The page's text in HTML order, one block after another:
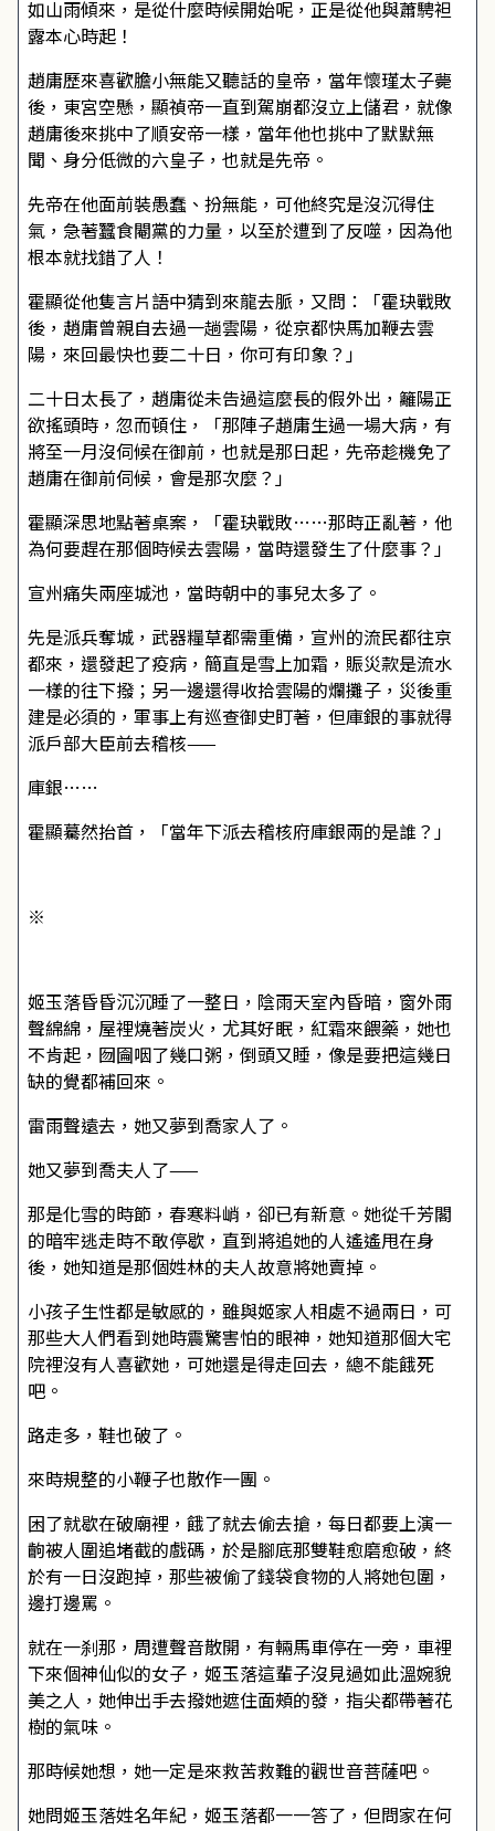
如山雨傾來，是從什麼時候開始呢，正是從他與蕭騁袒
露本心時起！
趙庸歷來喜歡膽小無能又聽話的皇帝，當年懷瑾太子薨
後，東宮空懸，顯禎帝一直到駕崩都沒立上儲君，就像
趙庸後來挑中了順安帝一樣，當年他也挑中了默默無
聞、身分低微的六皇子，也就是先帝。
先帝在他面前裝愚蠢、扮無能，可他終究是沒沉得住
氣，急著蠶食閹黨的力量，以至於遭到了反噬，因為他
根本就找錯了人！
霍顯從他隻言片語中猜到來龍去脈，又問：「霍玦戰敗
後，趙庸曾親自去過一趟雲陽，從京都快馬加鞭去雲
陽，來回最快也要二十日，你可有印象？」
二十日太長了，趙庸從未告過這麼長的假外出，籬陽正
欲搖頭時，忽而頓住，「那陣子趙庸生過一場大病，有
將至一月沒伺候在御前，也就是那日起，先帝趁機免了
趙庸在御前伺候，會是那次麼？」
霍顯深思地點著桌案，「霍玦戰敗……那時正亂著，他
為何要趕在那個時候去雲陽，當時還發生了什麼事？」
宣州痛失兩座城池，當時朝中的事兒太多了。
先是派兵奪城，武器糧草都需重備，宣州的流民都往京
都來，還發起了疫病，簡直是雪上加霜，賑災款是流水
一樣的往下撥；另一邊還得收拾雲陽的爛攤子，災後重
建是必須的，軍事上有巡查御史盯著，但庫銀的事就得
派戶部大臣前去稽核——
庫銀……
霍顯驀然抬首，「當年下派去稽核府庫銀兩的是誰？」
※
姬玉落昏昏沉沉睡了一整日，陰雨天室內昏暗，窗外雨
聲綿綿，屋裡燒著炭火，尤其好眠，紅霜來餵藥，她也
不肯起，囫圇咽了幾口粥，倒頭又睡，像是要把這幾日
缺的覺都補回來。
雷雨聲遠去，她又夢到喬家人了。
她又夢到喬夫人了——
那是化雪的時節，春寒料峭，卻已有新意。她從千芳閣
的暗牢逃走時不敢停歇，直到將追她的人遙遙甩在身
後，她知道是那個姓林的夫人故意將她賣掉。
小孩子生性都是敏感的，雖與姬家人相處不過兩日，可
那些大人們看到她時震驚害怕的眼神，她知道那個大宅
院裡沒有人喜歡她，可她還是得走回去，總不能餓死
吧。
路走多，鞋也破了。
來時規整的小鞭子也散作一團。
困了就歇在破廟裡，餓了就去偷去搶，每日都要上演一
齣被人圍追堵截的戲碼，於是腳底那雙鞋愈磨愈破，終
於有一日沒跑掉，那些被偷了錢袋食物的人將她包圍，
邊打邊罵。
就在一刹那，周遭聲音散開，有輛馬車停在一旁，車裡
下來個神仙似的女子，姬玉落這輩子沒見過如此溫婉貌
美之人，她伸出手去撥她遮住面頰的發，指尖都帶著花
樹的氣味。
那時候她想，她一定是來救苦救難的觀世音菩薩吧。
她問姬玉落姓名年紀，姬玉落都一一答了，但問家在何